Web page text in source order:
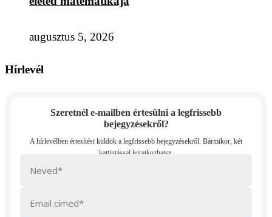
augusztus 5, 2026
Hírlevél
Szeretnél e-mailben értesülni a legfrissebb
bejegyzésekről?